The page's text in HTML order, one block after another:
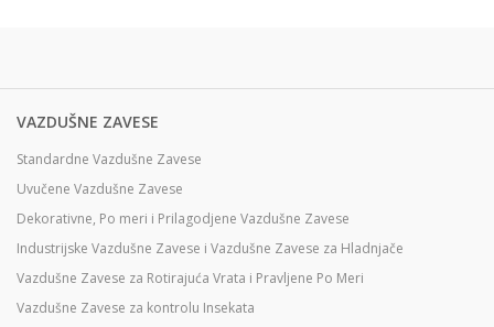
VAZDUŠNE ZAVESE
Standardne Vazdušne Zavese
Uvučene Vazdušne Zavese
Dekorativne, Po meri i Prilagodjene Vazdušne Zavese
Industrijske Vazdušne Zavese i Vazdušne Zavese za Hladnjače
Vazdušne Zavese za Rotirajuća Vrata i Pravljene Po Meri
Vazdušne Zavese za kontrolu Insekata